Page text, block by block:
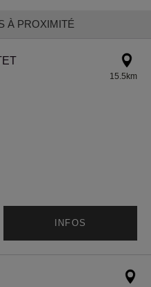
À PROXIMITÉ
15.5km
INFOS